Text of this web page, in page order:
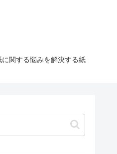
関する悩みを解決する紙